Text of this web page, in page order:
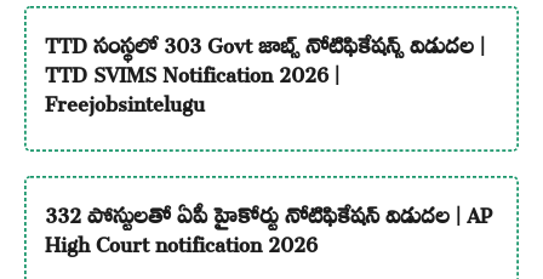
TTD సంస్థలో 303 Govt జాబ్స్ నోటిఫికేషన్స్ విడుదల |
TTD SVIMS Notification 2026 |
Freejobsintelugu
332 పోస్టులతో ఏపీ హైకోర్టు నోటిఫికేషన్ విడుదల | AP
High Court notification 2026